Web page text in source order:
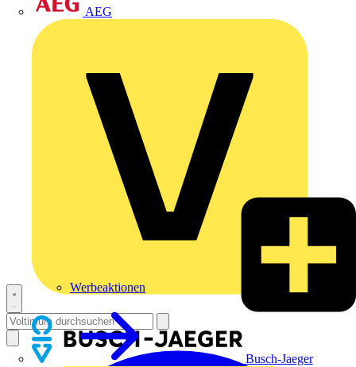
AEG
Busch-Jaeger
Werbeaktionen